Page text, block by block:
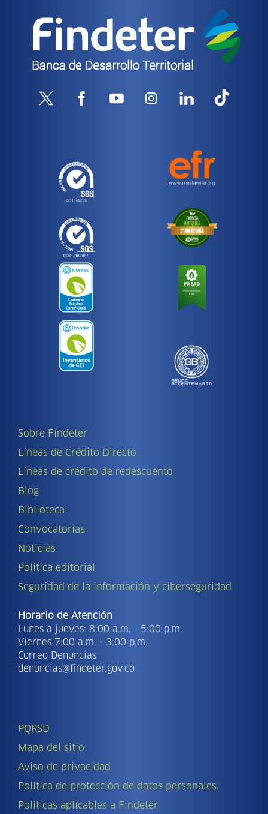
Sobre Findeter
Líneas de Crédito Directo
Líneas de crédito de redescuento
Blog
Biblioteca
Convocatorias
Noticias
Política editorial
Seguridad de la información y ciberseguridad
Horario de Atención
Lunes a jueves: 8:00 a.m. - 5:00 p.m.
Viernes 7:00 a.m. - 3:00 p.m.
Correo Denuncias
denuncias@findeter.gov.co
PQRSD
Mapa del sitio
Aviso de privacidad
Política de protección de datos personales.
Políticas aplicables a Findeter